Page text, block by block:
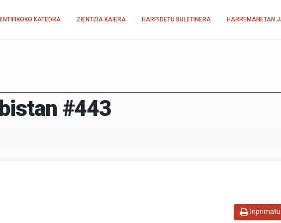
KATEDRA ZIENTZIA KAIERA HARPIDETU BULETINERA HARREMANETAN
#443
Inprimatu